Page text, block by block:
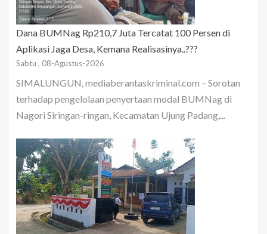
Dana BUMNag Rp210,7 Juta Tercatat 100 Persen di
Aplikasi Jaga Desa, Kemana Realisasinya..???
Sabtu , 08-Agustus-2026
SIMALUNGUN, mediaberantaskriminal.com – Sorotan
terhadap pengelolaan penyertaan modal BUMNag di
Nagori Siringan-ringan, Kecamatan Ujung Padang,...